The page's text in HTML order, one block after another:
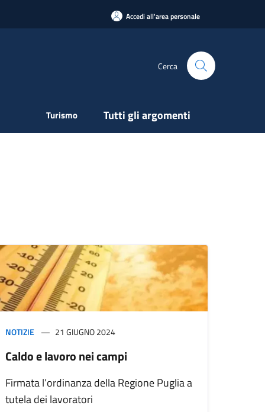
Accedi all'area personale
Cerca
Turismo Tutti gli argomenti
NOTIZIE 21 GIUGNO 2024
Caldo e lavoro nei campi
Firmata l’ordinanza della Regione Puglia a
tutela dei lavoratori